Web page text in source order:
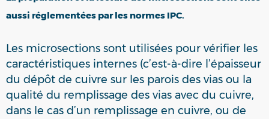
aussi réglementées par les normes IPC.
Les microsections sont utilisées pour vérifier les
caractéristiques internes (c’est-à-dire l’épaisseur
du dépôt de cuivre sur les parois des vias ou la
qualité du remplissage des vias avec du cuivre,
dans le cas d’un remplissage en cuivre, ou de